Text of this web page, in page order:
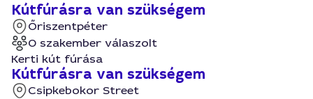
Kútfúrásra van szükségem
Őriszentpéter
0 szakember válaszolt
Kerti kút fúrása
Kútfúrásra van szükségem
Csipkebokor Street